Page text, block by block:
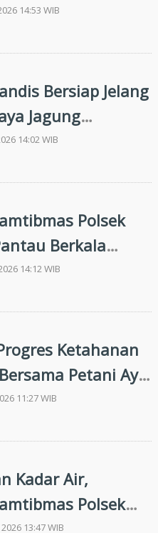
Budidaya
14:53 WIB
Bersiap Jelang
Jagung
Sari di Kampung
14:02 WIB
Polsek
Berkala
Tanaman
14:12 WIB
Ketahanan
Petani Ayu
Kandis
11:27 WIB
Kadar Air,
Polsek
Petani
13:47 WIB